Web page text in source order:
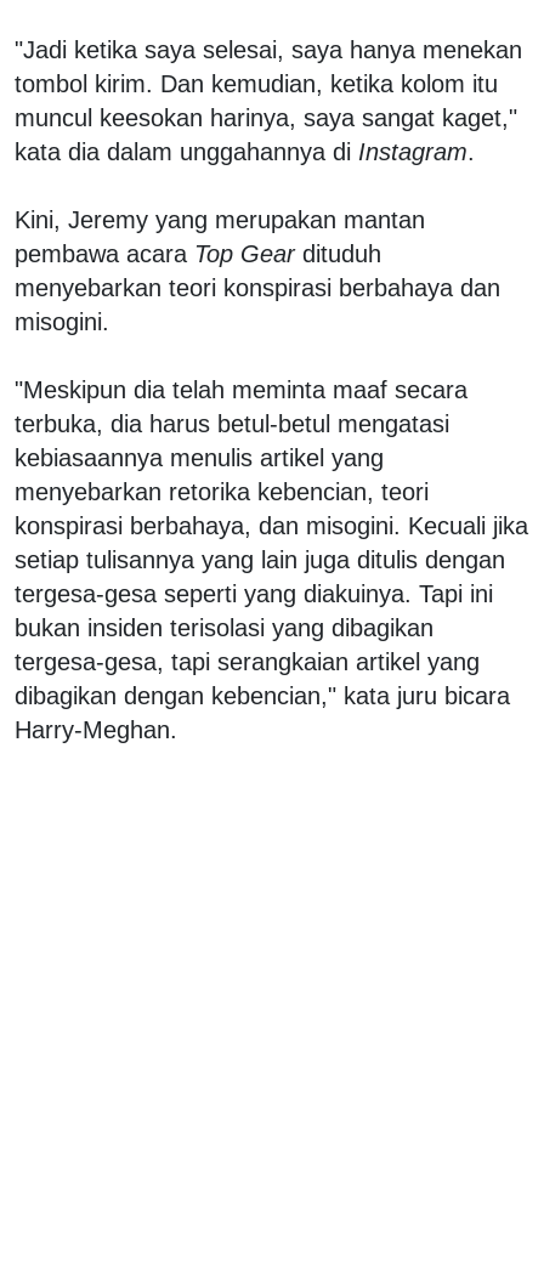
"Jadi ketika saya selesai, saya hanya menekan
tombol kirim. Dan kemudian, ketika kolom itu
muncul keesokan harinya, saya sangat kaget,"
kata dia dalam unggahannya di Instagram.
Kini, Jeremy yang merupakan mantan
pembawa acara Top Geardituduh
menyebarkan teori konspirasi berbahaya dan
misogini.
"Meskipun dia telah meminta maaf secara
terbuka, dia harus betul-betul mengatasi
kebiasaannya menulis artikel yang
menyebarkan retorika kebencian, teori
konspirasi berbahaya, dan misogini. Kecuali jika
setiap tulisannya yang lain juga ditulis dengan
tergesa-gesa seperti yang diakuinya. Tapi ini
bukan insiden terisolasi yang dibagikan
tergesa-gesa, tapi serangkaian artikel yang
dibagikan dengan kebencian," kata juru bicara
Harry-Meghan.